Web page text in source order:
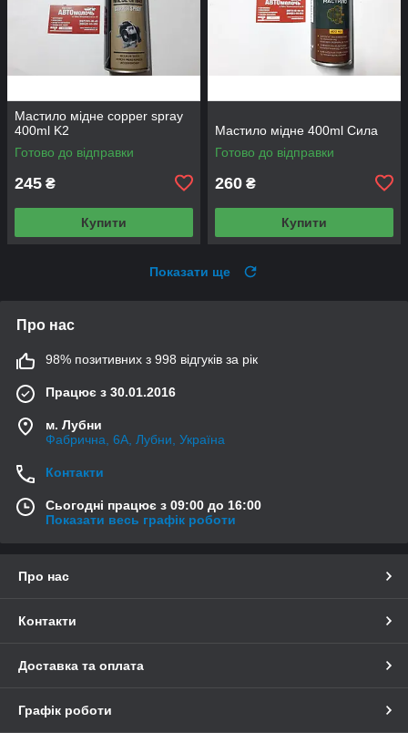
Мастило мідне copper spray
400ml K2
Готово до відправки
245 ₴
Купити
Мастило мідне 400ml Сила
Готово до відправки
260 ₴
Купити
Показати ще
Про нас
98% позитивних з 998 відгуків за рік
Працює з 30.01.2016
м. Лубни
Фабрична, 6А, Лубни, Україна
Контакти
Сьогодні працює з 09:00 до 16:00
Показати весь графік роботи
Про нас
Контакти
Доставка та оплата
Графік роботи